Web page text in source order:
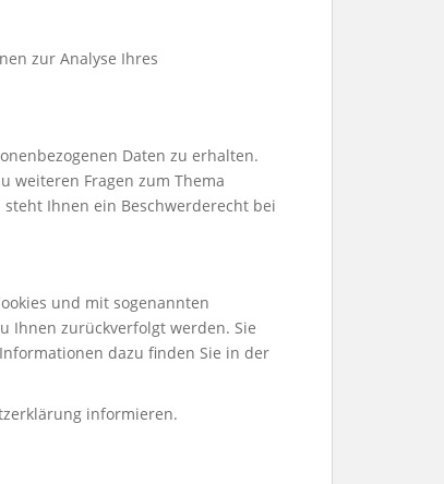
zur Analyse Ihres
Daten zu erhalten.
weiteren Fragen zum Thema
Ihnen ein Beschwerderecht bei
und mit sogenannten
Ihnen zurückverfolgt werden. Sie
dazu finden Sie in der
informieren.